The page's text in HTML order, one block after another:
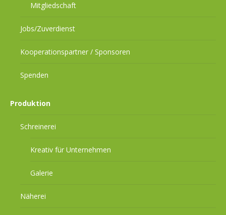
Mitgliedschaft
Jobs/Zuverdienst
Kooperationspartner / Sponsoren
Spenden
Produktion
Schreinerei
Kreativ für Unternehmen
Galerie
Näherei